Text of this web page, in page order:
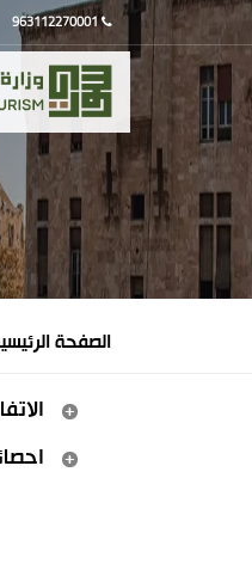
963112270001
الصفحة